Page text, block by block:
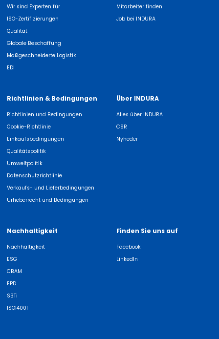
Wir sind Experten für
ISO-Zertifizierungen
Qualität
Globale Beschaffung
Maßgeschneiderte Logistik
EDI
Mitarbeiter finden
Job bei INDURA
Richtlinien & Bedingungen
Richtlinien und Bedingungen
Cookie-Richtlinie
Einkaufsbedingungen
Qualitätspolitik
Umweltpolitik
Datenschutzrichtlinie
Verkaufs- und Lieferbedingungen
Urheberrecht und Bedingungen
Über INDURA
Alles über INDURA
CSR
Nyheder
Nachhaltigkeit
Nachhaltigkeit
ESG
CBAM
EPD
SBTi
ISO14001
Finden Sie uns auf
Facebook
LinkedIn